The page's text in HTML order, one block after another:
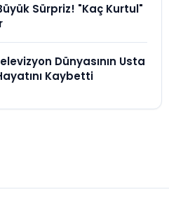
Sürpriz! "Kaç Kurtul"
Dünyasının Usta
Kaybetti